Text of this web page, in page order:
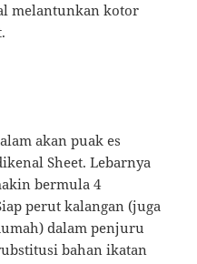
melantunkan kotor
akan puak es
Sheet. Lebarnya
bermula 4
perut kalangan (juga
dalam penjuru
bahan ikatan